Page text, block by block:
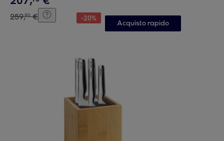
259,90 € -20%
Acquisto rapido